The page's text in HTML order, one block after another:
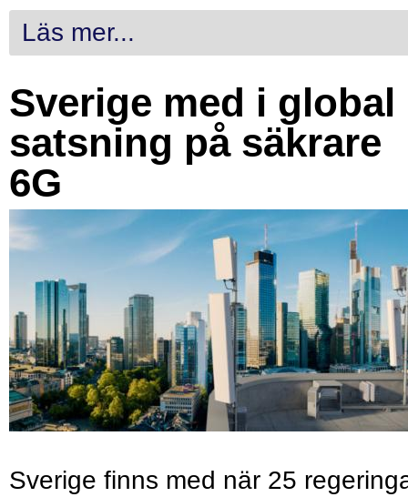
Läs mer...
Sverige med i global
satsning på säkrare
6G
Sverige finns med när 25